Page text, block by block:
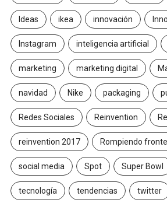
Ideas ikea innovación
Instagram inteligencia artificial
marketing marketing digital
navidad Nike packaging
Redes Sociales Reinvention
reinvention 2017 Rompiendo
social media Spot Super Bowl
tecnología tendencias twitter